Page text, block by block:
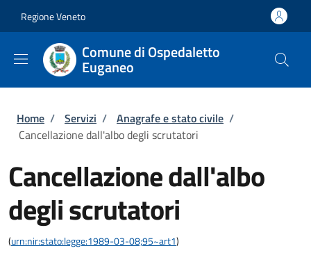
Regione Veneto
Comune di Ospedaletto
Euganeo
Briciole di pane
Home / Servizi / Anagrafe e stato civile /
Cancellazione dall'albo degli scrutatori
Cancellazione dall'albo
degli scrutatori
(urn:nir:stato:legge:1989-03-08;95~art1)